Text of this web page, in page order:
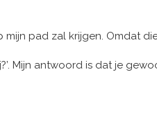
pad zal krijgen. Omdat
Mijn antwoord is dat je